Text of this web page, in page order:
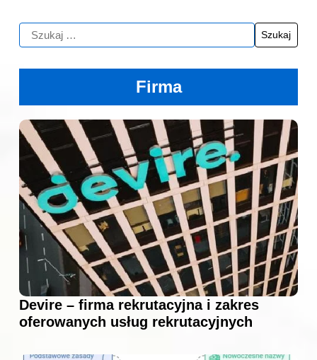
Firma
Devire – firma rekrutacyjna i zakres
oferowanych usług rekrutacyjnych